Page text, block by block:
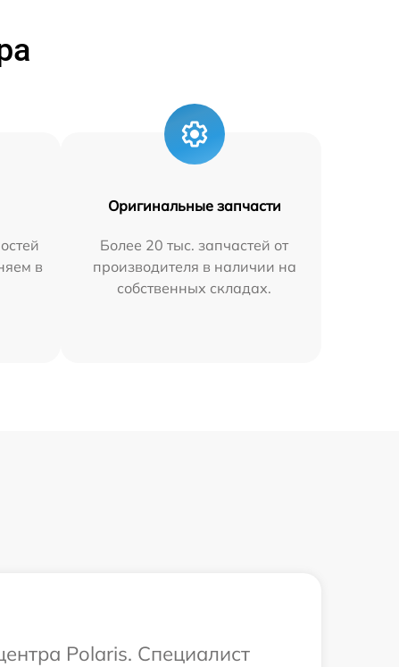
в
Оригинальные запчасти
Более 20 тыс. запчастей от
производителя в наличии на
собственных складах.
Polaris. Специалист